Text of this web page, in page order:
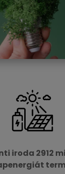
iroda 2912